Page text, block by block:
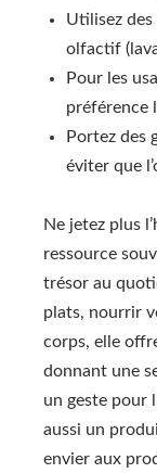
Utilisez
olfactif
Pour les
préférence
Portez des
éviter que
Ne jetez plus
ressource
trésor au
plats, nourrir
corps, elle
donnant une
un geste pour
aussi un
envier aux